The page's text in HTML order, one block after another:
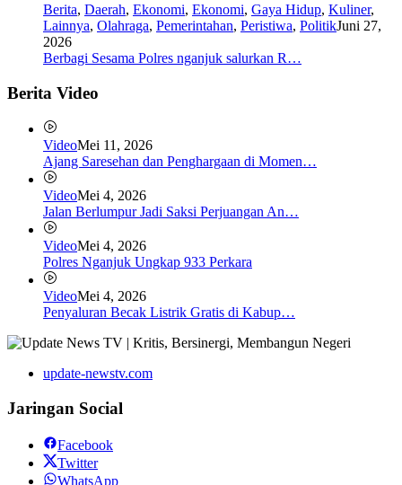
Berita, Daerah, Ekonomi, Ekonomi, Gaya Hidup, Kuliner,
Lainnya, Olahraga, Pemerintahan, Peristiwa, PolitikJuni 27,
2026
Berbagi Sesama Polres nganjuk salurkan R…
Berita Video
VideoMei 11, 2026
Ajang Saresehan dan Penghargaan di Momen…
VideoMei 4, 2026
Jalan Berlumpur Jadi Saksi Perjuangan An…
VideoMei 4, 2026
Polres Nganjuk Ungkap 933 Perkara
VideoMei 4, 2026
Penyaluran Becak Listrik Gratis di Kabup…
update-newstv.com
Jaringan Social
Facebook
Twitter
WhatsApp